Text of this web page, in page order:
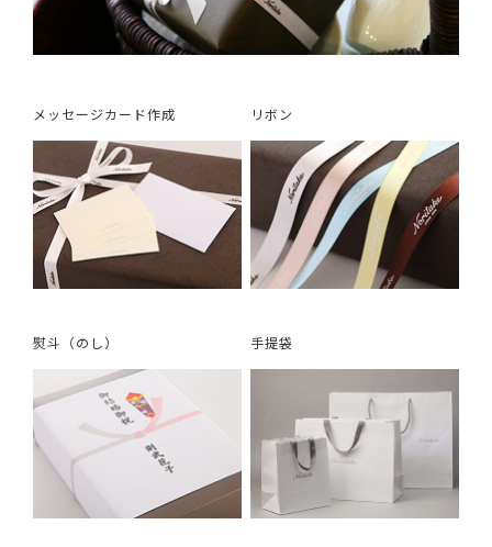
メッセージカード作成 リボン
熨斗（のし） 手提袋